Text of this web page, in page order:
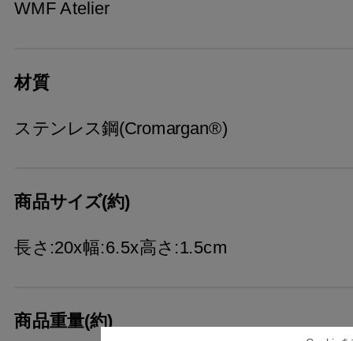
WMF Atelier
材質
ステンレス鋼(Cromargan®)
商品サイズ(約)
長さ:20x幅:6.5x高さ:1.5cm
商品重量(約)